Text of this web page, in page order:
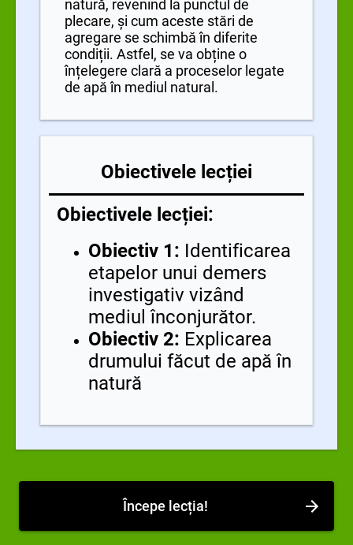
natură, revenind la punctul de
plecare, și cum aceste stări de
agregare se schimbă în diferite
condiții. Astfel, se va obține o
înțelegere clară a proceselor legate
de apă în mediul natural.
Obiectivele lecției
Obiectivele lecției:
Obiectiv 1: Identificarea
etapelor unui demers
investigativ vizând
mediul înconjurător.
Obiectiv 2: Explicarea
drumului făcut de apă în
natură
Începe lecția!